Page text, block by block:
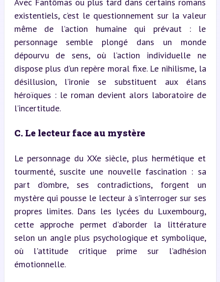
existentiels, c’est le questionnement sur la valeur
même de l’action humaine qui prévaut : le
personnage semble plongé dans un monde
dépourvu de sens, où l’action individuelle ne
dispose plus d’un repère moral fixe. Le nihilisme, la
désillusion, l’ironie se substituent aux élans
héroïques : le roman devient alors laboratoire de
l’incertitude.
C. Le lecteur face au mystère
Le personnage du XXe siècle, plus hermétique et
tourmenté, suscite une nouvelle fascination : sa
part d’ombre, ses contradictions, forgent un
mystère qui pousse le lecteur à s’interroger sur ses
propres limites. Dans les lycées du Luxembourg,
cette approche permet d’aborder la littérature
selon un angle plus psychologique et symbolique,
où l'attitude critique prime sur l’adhésion
émotionnelle.